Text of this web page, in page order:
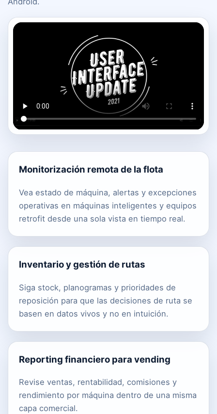
Monitorización remota de la flota
Vea estado de máquina, alertas y excepciones
operativas en máquinas inteligentes y equipos
retrofit desde una sola vista en tiempo real.
Inventario y gestión de rutas
Siga stock, planogramas y prioridades de
reposición para que las decisiones de ruta se
basen en datos vivos y no en intuición.
Reporting financiero para vending
Revise ventas, rentabilidad, comisiones y
rendimiento por máquina dentro de una misma
capa comercial.